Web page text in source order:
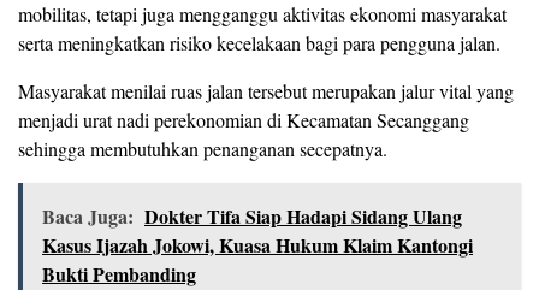
mobilitas, tetapi juga mengganggu aktivitas ekonomi masyarakat
serta meningkatkan risiko kecelakaan bagi para pengguna jalan.
Masyarakat menilai ruas jalan tersebut merupakan jalur vital yang
menjadi urat nadi perekonomian di Kecamatan Secanggang
sehingga membutuhkan penanganan secepatnya.
Baca Juga: Dokter Tifa Siap Hadapi Sidang Ulang
Kasus Ijazah Jokowi, Kuasa Hukum Klaim Kantongi
Bukti Pembanding